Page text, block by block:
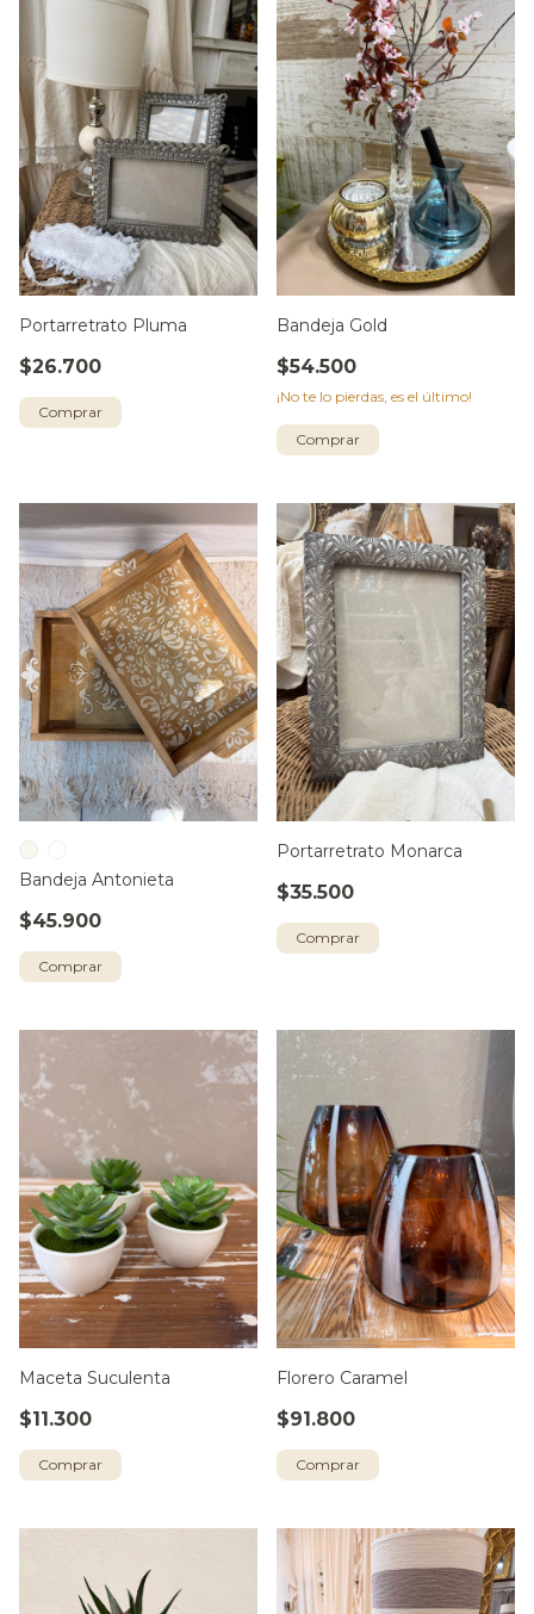
Portarretrato Pluma
$26.700
Comprar
Bandeja Gold
$54.500
¡No te lo pierdas, es el último!
Comprar
Bandeja Antonieta
$45.900
Comprar
Portarretrato Monarca
$35.500
Maceta Suculenta
$11.300
Florero Caramel
$91.800
Comprar